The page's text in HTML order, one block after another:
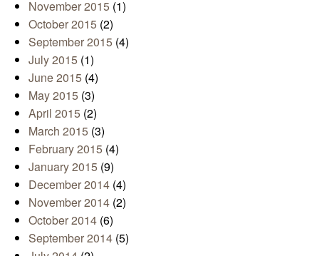
November 2015 (1)
October 2015 (2)
September 2015 (4)
July 2015 (1)
June 2015 (4)
May 2015 (3)
April 2015 (2)
March 2015 (3)
February 2015 (4)
January 2015 (9)
December 2014 (4)
November 2014 (2)
October 2014 (6)
September 2014 (5)